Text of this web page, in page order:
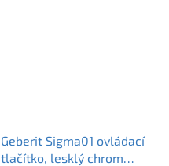
Geberit Sigma01 ovládací
tlačítko, lesklý chrom